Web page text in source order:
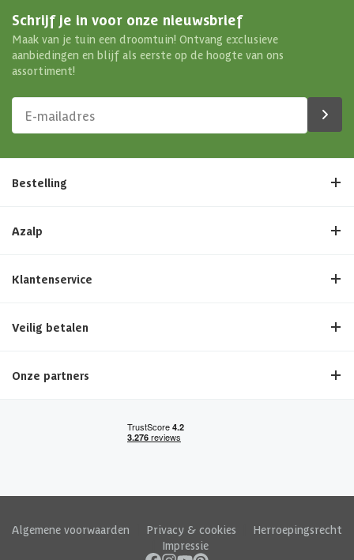
Schrijf je in voor onze nieuwsbrief
Maak van je tuin een droomtuin! Ontvang exclusieve
aanbiedingen en blijf als eerste op de hoogte van ons
assortiment!
Bestelling
Azalp
Klantenservice
Veilig betalen
Onze partners
Algemene voorwaarden Privacy & cookies
Herroepingsrecht
Impressie